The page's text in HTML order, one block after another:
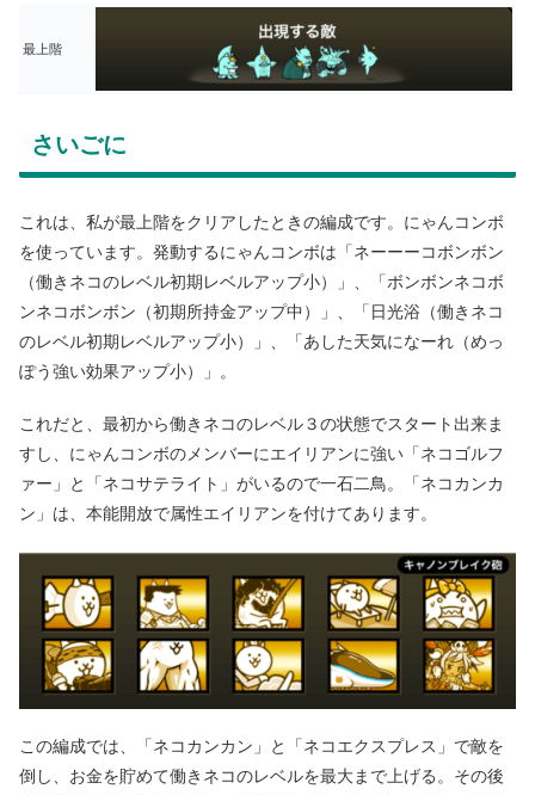
最上階
さいごに
これは、私が最上階をクリアしたときの編成です。にゃんコンボ
を使っています。発動するにゃんコンボは「ネーーーコボンボン
（働きネコのレベル初期レベルアップ小）」、「ボンボンネコボ
ンネコボンボン（初期所持金アップ中）」、「日光浴（働きネコ
のレベル初期レベルアップ小）」、「あした天気になーれ（めっ
ぽう強い効果アップ小）」。
これだと、最初から働きネコのレベル３の状態でスタート出来ま
すし、にゃんコンボのメンバーにエイリアンに強い「ネコゴルフ
ァー」と「ネコサテライト」がいるので一石二鳥。「ネコカンカ
ン」は、本能開放で属性エイリアンを付けてあります。
この編成では、「ネコカンカン」と「ネコエクスプレス」で敵を
倒し、お金を貯めて働きネコのレベルを最大まで上げる。その後